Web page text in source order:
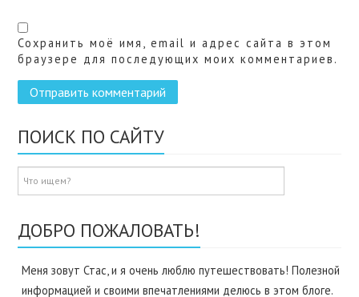
Сохранить моё имя, email и адрес сайта в этом
браузере для последующих моих комментариев.
ПОИСК ПО САЙТУ
ДОБРО ПОЖАЛОВАТЬ!
Меня зовут Стас, и я очень люблю путешествовать! Полезной
информацией и своими впечатлениями делюсь в этом блоге.